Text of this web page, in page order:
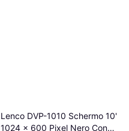
Lenco DVP-1010 Schermo 10'
1024 x 600 Pixel Nero Con